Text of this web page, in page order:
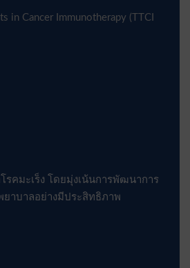
รคมะเร็ง โดยมุ่งเน้นการพัฒนาการ
าบาลอย่างมีประสิทธิภาพ